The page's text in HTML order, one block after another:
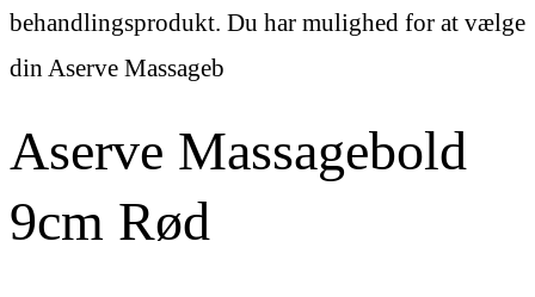
behandlingsprodukt. Du har mulighed for at vælge
din Aserve Massageb
Aserve Massagebold
9cm Rød